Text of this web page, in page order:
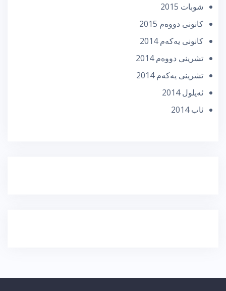
شوبات 2015
كانونی دووه‌م 2015
كانونی یه‌كه‌م 2014
تشرینی دووه‌م 2014
تشرینی یه‌كه‌م 2014
ئه‌یلول 2014
ئاب 2014